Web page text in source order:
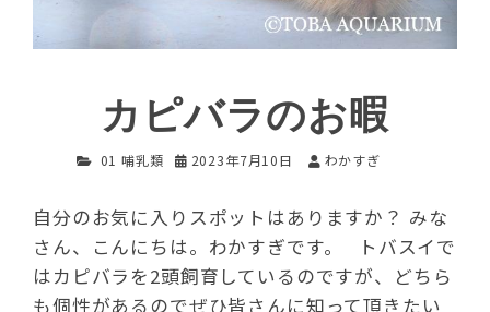
カピバラのお暇
01 哺乳類 2023年7月10日 わかすぎ
自分のお気に入りスポットはありますか？ みな
さん、こんにちは。わかすぎです。 トバスイで
はカピバラを2頭飼育しているのですが、どちら
も個性があるのでぜひ皆さんに知って頂きたい